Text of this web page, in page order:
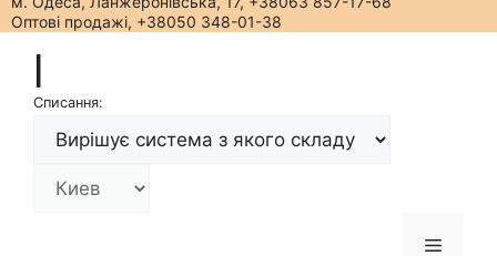
Оптові продажі, +38050 348-01-38
вмістуСписання:
Меню